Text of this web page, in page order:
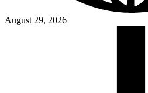
August 29, 2026